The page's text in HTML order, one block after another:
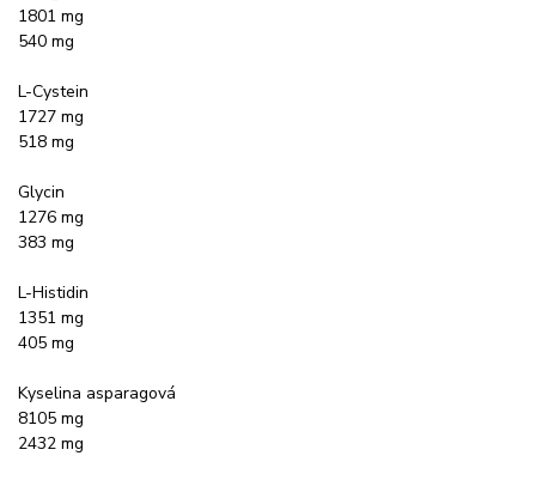
1801 mg
540 mg
L-Cystein
1727 mg
518 mg
Glycin
1276 mg
383 mg
L-Histidin
1351 mg
405 mg
Kyselina asparagová
8105 mg
2432 mg